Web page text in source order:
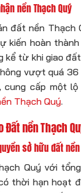
nền Thạch Quý
đất nền Thạch
kiến hoàn
kể từ khi giao
vượt quá
cung cấp một
Thạch Quý.
nền Thạch
sở hữu đất nền
Quý với
thời hạn hoạt